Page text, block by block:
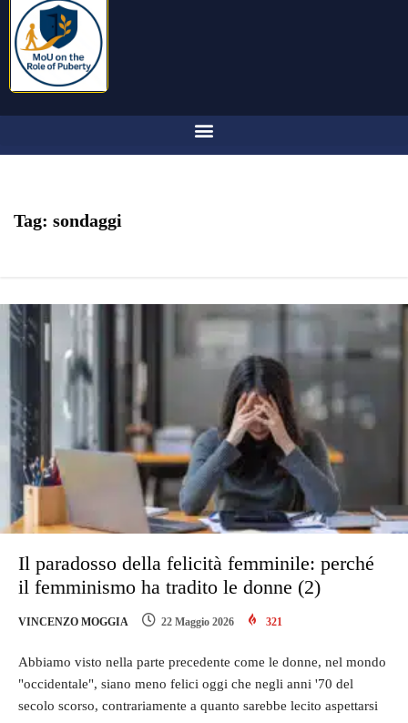
Tag: sondaggi
Il paradosso della felicità femminile: perché
il femminismo ha tradito le donne (2)
VINCENZO MOGGIA 22 Maggio 2026 321
Abbiamo visto nella parte precedente come le donne, nel mondo
"occidentale", siano meno felici oggi che negli anni '70 del
secolo scorso, contrariamente a quanto sarebbe lecito aspettarsi